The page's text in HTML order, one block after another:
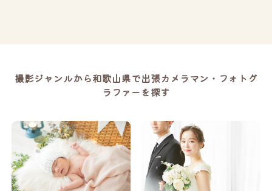
撮影ジャンルから和歌山県で出張カメラマン・フォトグ
ラファーを探す